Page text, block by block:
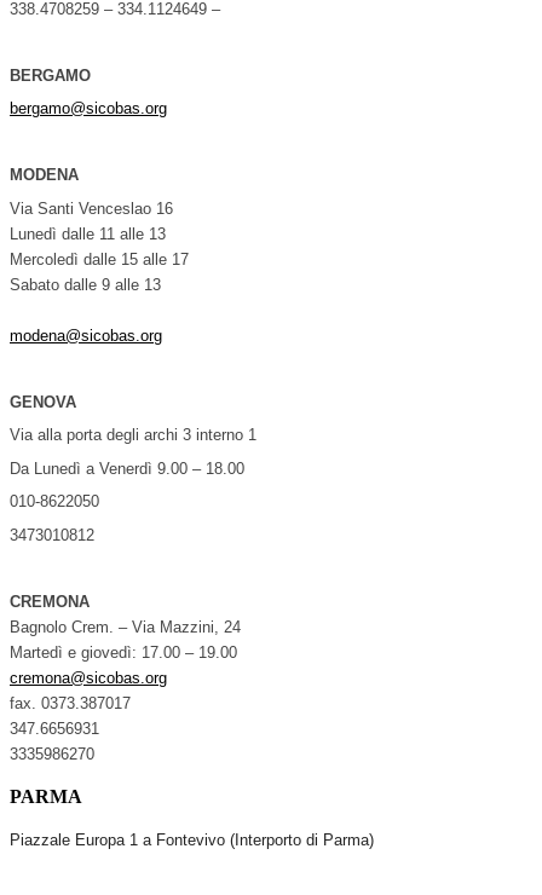
338.4708259 – 334.1124649 –
BERGAMO
bergamo@sicobas.org
MODENA
Via Santi Venceslao 16
Lunedì dalle 11 alle 13
Mercoledì dalle 15 alle 17
Sabato dalle 9 alle 13
modena@sicobas.org
GENOVA
Via alla porta degli archi 3 interno 1
Da Lunedì a Venerdì 9.00 – 18.00
010-8622050
3473010812
CREMONA
Bagnolo Crem. – Via Mazzini, 24
Martedì e giovedì: 17.00 – 19.00
cremona@sicobas.org
fax. 0373.387017
347.6656931
3335986270
PARMA
Piazzale Europa 1 a Fontevivo (Interporto di Parma)